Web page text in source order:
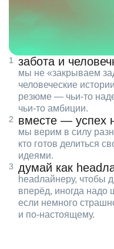
забота и
мы не «закрываем
человеческие
резюме — чьи‑то
чьи‑то амбиции.
вместе — успех
мы верим в силу
кто готов делиться
идеями.
думай как
headлайнеру, чтобы
вперёд, иногда надо
если немного
и по‑настоящему.